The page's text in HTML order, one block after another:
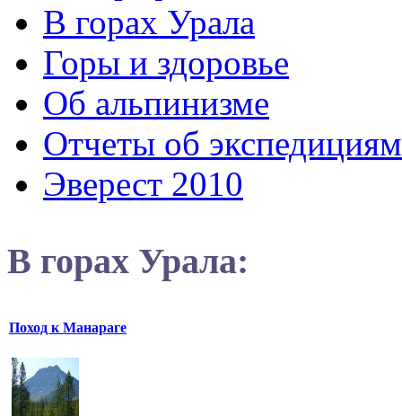
В горах Урала
Горы и здоровье
Об альпинизме
Отчеты об экспедициям
Эверест 2010
В горах Урала:
Поход к Манараге